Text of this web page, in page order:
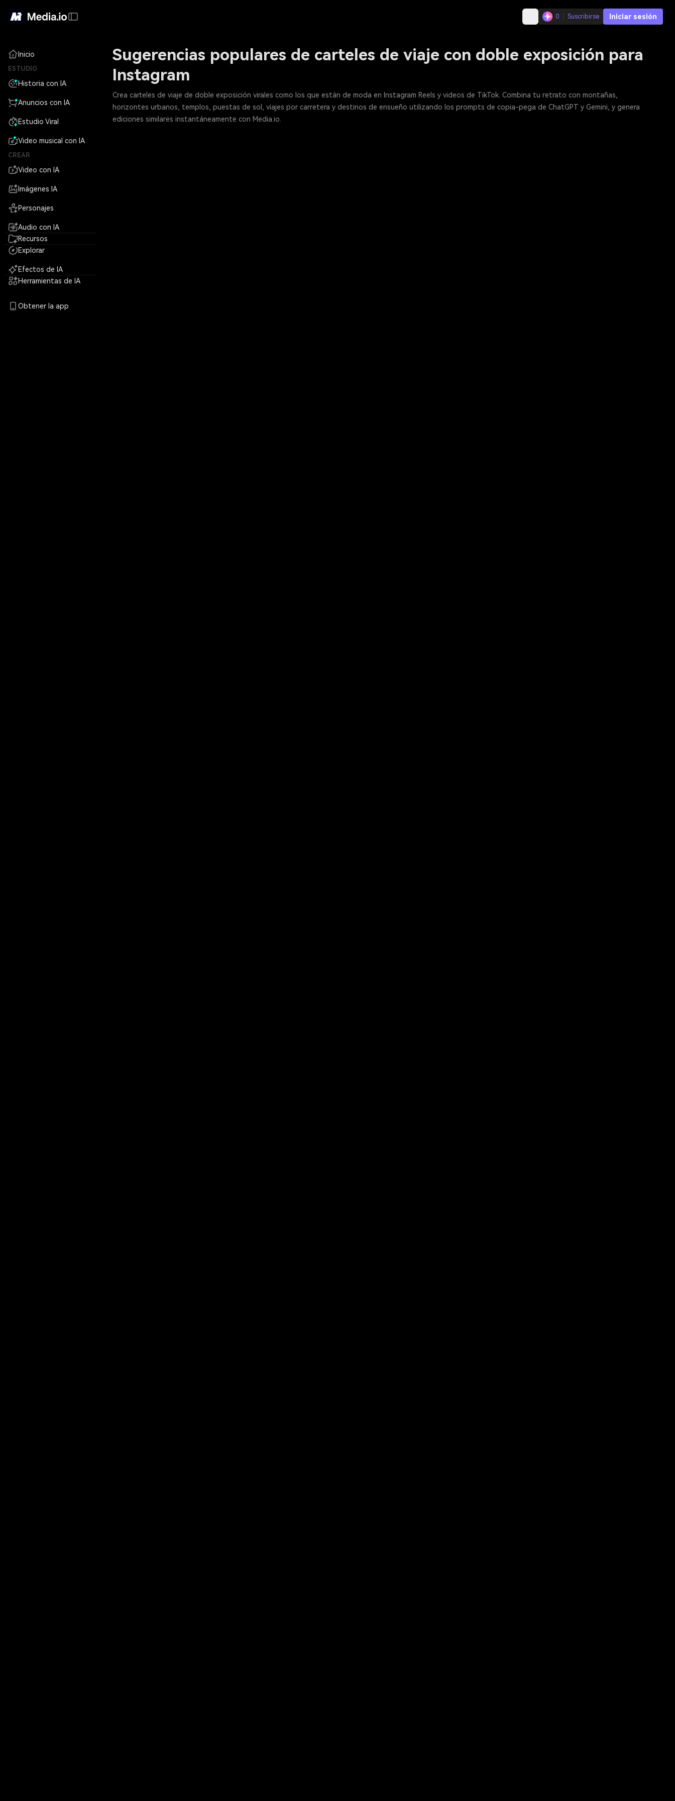
0 Suscribirse Iniciar sesión
Inicio
ESTUDIO
Historia con IA
Anuncios con IA
Estudio Viral
Video musical con IA
CREAR
Video con IA
Imágenes IA
Personajes
Audio con IA
Recursos
Explorar
Efectos de IA
Herramientas de IA
Obtener la app
Sugerencias populares de carteles de viaje con doble exposición para
Instagram
Crea carteles de viaje de doble exposición virales como los que están de moda en Instagram Reels y videos de TikTok. Combina tu retrato con montañas,
horizontes urbanos, templos, puestas de sol, viajes por carretera y destinos de ensueño utilizando los prompts de copia-pega de ChatGPT y Gemini, y genera
ediciones similares instantáneamente con Media.io.